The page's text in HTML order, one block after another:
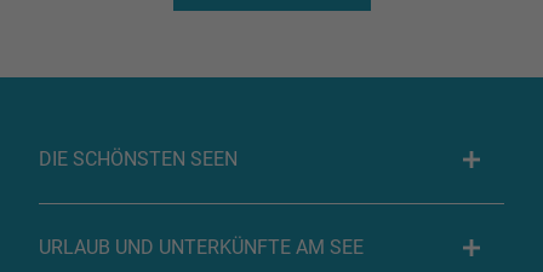
DIE SCHÖNSTEN SEEN
URLAUB UND UNTERKÜNFTE AM SEE